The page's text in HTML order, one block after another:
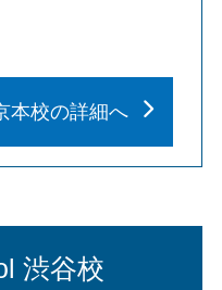
本校の詳細へ
渋谷校